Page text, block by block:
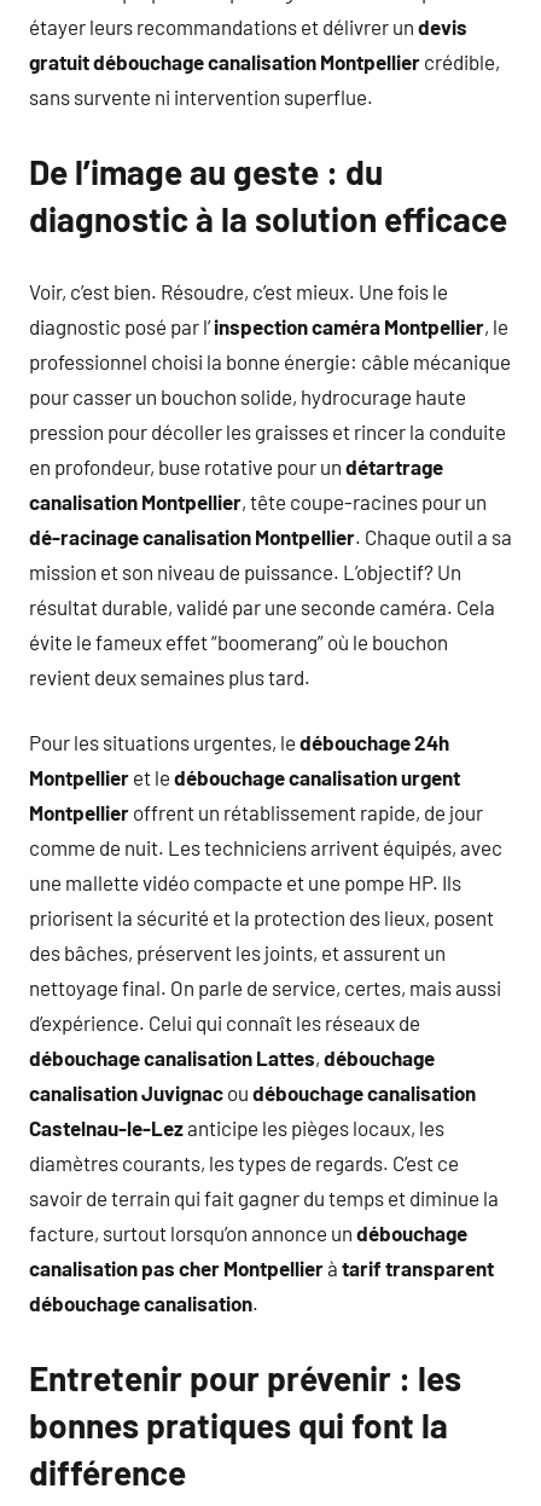
étayer leurs recommandations et délivrer un devis
gratuit débouchage canalisation Montpellier crédible,
sans survente ni intervention superflue.
De l’image au geste : du
diagnostic à la solution efficace
Voir, c’est bien. Résoudre, c’est mieux. Une fois le
diagnostic posé par l’inspection caméra Montpellier, le
professionnel choisi la bonne énergie: câble mécanique
pour casser un bouchon solide, hydrocurage haute
pression pour décoller les graisses et rincer la conduite
en profondeur, buse rotative pour un détartrage
canalisation Montpellier, tête coupe-racines pour un
dé-racinage canalisation Montpellier. Chaque outil a sa
mission et son niveau de puissance. L’objectif? Un
résultat durable, validé par une seconde caméra. Cela
évite le fameux effet “boomerang” où le bouchon
revient deux semaines plus tard.
Pour les situations urgentes, le débouchage 24h
Montpellier et le débouchage canalisation urgent
Montpellier offrent un rétablissement rapide, de jour
comme de nuit. Les techniciens arrivent équipés, avec
une mallette vidéo compacte et une pompe HP. Ils
priorisent la sécurité et la protection des lieux, posent
des bâches, préservent les joints, et assurent un
nettoyage final. On parle de service, certes, mais aussi
d’expérience. Celui qui connaît les réseaux de
débouchage canalisation Lattes, débouchage
canalisation Juvignac ou débouchage canalisation
Castelnau-le-Lezanticipe les pièges locaux, les
diamètres courants, les types de regards. C’est ce
savoir de terrain qui fait gagner du temps et diminue la
facture, surtout lorsqu’on annonce un débouchage
canalisation pas cher Montpellierà tarif transparent
débouchage canalisation.
Entretenir pour prévenir : les
bonnes pratiques qui font la
différence